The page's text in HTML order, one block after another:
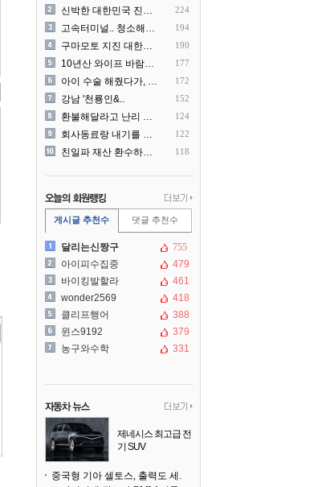
신박한 대한민국 진상 근황 224
고속터미널.. 청소해주시는.. 194
구마모토 지진 대한항공 생수.. 190
10년산 와이프 바람나서 이.. 177
아이 수술 해줬다가, 부모에.. 172
강남 '천룡인&.. 152
환불해달라고 난리 난 미국 .. 124
회사동료랑 내기를 했습니다 122
친일파 재산 환수하겠다! 118
게시글 추천수 댓글 추천수
달리는신짱구
755
아이피수집중
479
바이킹발할라
461
wonder2569
418
클리프행어
388
윈스9192
379
농구와수학
331
제네시스 최고급 전
기 SUV
중국형 기아 셀토스, 출력도 세지고 27인치 초대형 디스플레이까지